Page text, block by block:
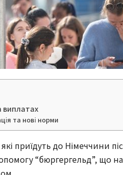
виплатах
та нові норми
які приїдуть до Німеччини
“бюргергельд”, що